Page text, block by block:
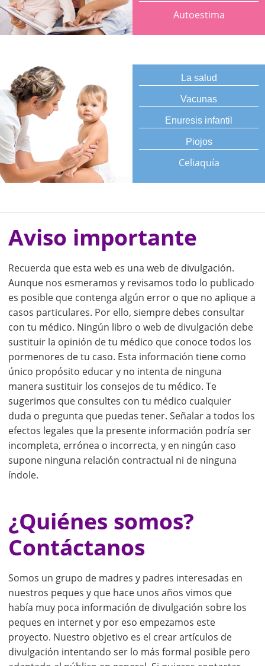
Autoestima
La salud
Vacunas
Enuresis infantil
Piojos
Celiaquía
Aviso importante
Recuerda que esta web es una web de divulgación.
Aunque nos esmeramos y revisamos todo lo publicado
es posible que contenga algún error o que no aplique a
casos particulares. Por ello, siempre debes consultar
con tu médico. Ningún libro o web de divulgación debe
sustituir la opinión de tu médico que conoce todos los
pormenores de tu caso. Esta información tiene como
único propósito educar y no intenta de ninguna
manera sustituir los consejos de tu médico. Te
sugerimos que consultes con tu médico cualquier
duda o pregunta que puedas tener. Señalar a todos los
efectos legales que la presente información podría ser
incompleta, errónea o incorrecta, y en ningún caso
supone ninguna relación contractual ni de ninguna
índole.
¿Quiénes somos?
Contáctanos
Somos un grupo de madres y padres interesadas en
nuestros peques y que hace unos años vimos que
había muy poca información de divulgación sobre los
peques en internet y por eso empezamos este
proyecto. Nuestro objetivo es el crear artículos de
divulgación intentando ser lo más formal posible pero